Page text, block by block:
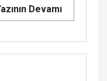
Devamı